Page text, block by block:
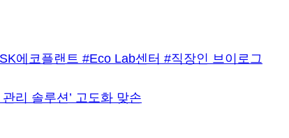
에코플랜트 #Eco Lab센터 #직장인 브이로그
리 솔루션’ 고도화 맞손